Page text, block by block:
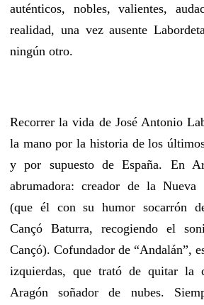
auténticos, nobles, valientes,
realidad, una vez ausente
ningún otro.
Recorrer la vida de José Antonio
la mano por la historia de los
y por supuesto de España. En
abrumadora: creador de la Nueva
(que él con su humor socarrón
Cançó Baturra, recogiendo el
Cançó). Cofundador de “Andalán”,
izquierdas, que trató de quitar la
Aragón soñador de nubes.